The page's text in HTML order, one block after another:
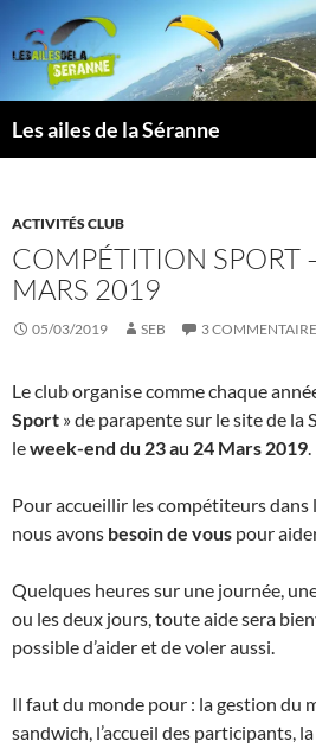
contenu
Les ailes de la Séranne
ACTIVITÉS CLUB
COMPÉTITION SPORT
MARS 2019
05/03/2019 SEB 3
Le club organise comme chaque
Sport » de parapente sur le site de la
leweek-end du 23 au 24 Mars 2019.
Pour accueillir les compétiteurs
nous avons besoin de vous pour
Quelques heures sur une journée,
ou les deux jours, toute aide sera
possible d’aider et de voler aussi.
Il faut du monde pour : la gestion du
sandwich, l’accueil des participants,